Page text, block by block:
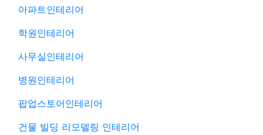
아파트인테리어
학원인테리어
사무실인테리어
병원인테리어
팝업스토어인테리어
건물 빌딩 리모델링 인테리어